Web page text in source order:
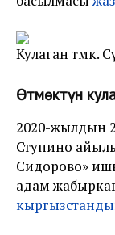
Кулаган өтмөк.
Өтмөктүн
2020-жылдын
Ступино
Сидорово»
адам